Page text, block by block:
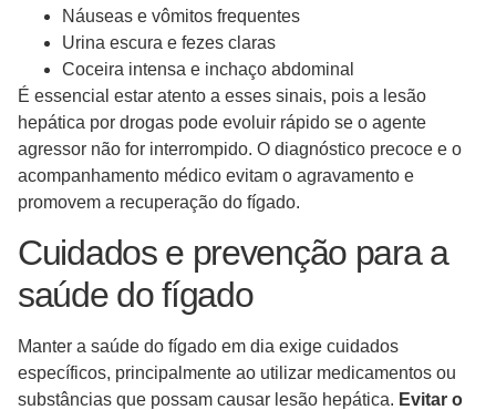
Náuseas e vômitos frequentes
Urina escura e fezes claras
Coceira intensa e inchaço abdominal
É essencial estar atento a esses sinais, pois a lesão
hepática por drogas pode evoluir rápido se o agente
agressor não for interrompido. O diagnóstico precoce e o
acompanhamento médico evitam o agravamento e
promovem a recuperação do fígado.
Cuidados e prevenção para a
saúde do fígado
Manter a saúde do fígado em dia exige cuidados
específicos, principalmente ao utilizar medicamentos ou
substâncias que possam causar lesão hepática. Evitar o